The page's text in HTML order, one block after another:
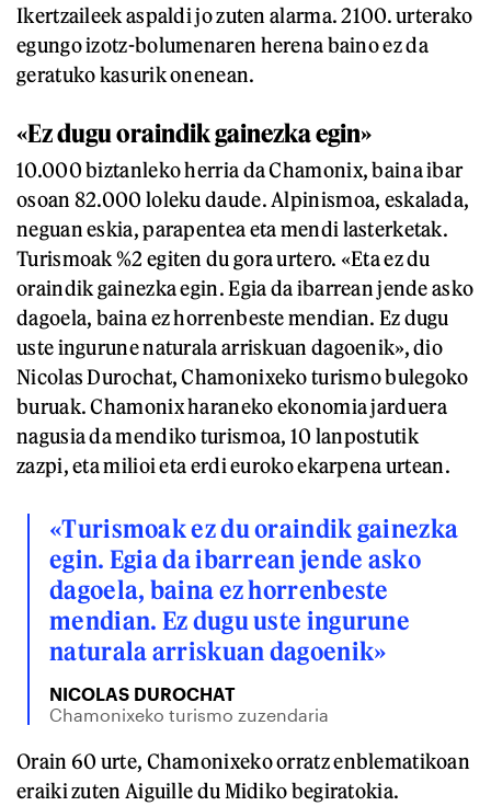
Ikertzaileek aspaldi jo zuten alarma. 2100. urterako
egungo izotz-bolumenaren herena baino ez da
geratuko kasurik onenean.
«Ez dugu oraindik gainezka egin»
10.000 biztanleko herria da Chamonix, baina ibar
osoan 82.000 loleku daude. Alpinismoa, eskalada,
neguan eskia, parapentea eta mendi lasterketak.
Turismoak %2 egiten du gora urtero. «Eta ez du
oraindik gainezka egin. Egia da ibarrean jende asko
dagoela, baina ez horrenbeste mendian. Ez dugu
uste ingurune naturala arriskuan dagoenik», dio
Nicolas Durochat, Chamonixeko turismo bulegoko
buruak. Chamonix haraneko ekonomia jarduera
nagusia da mendiko turismoa, 10 lanpostutik
zazpi, eta milioi eta erdi euroko ekarpena urtean.
«Turismoak ez du oraindik gainezka
egin. Egia da ibarrean jende asko
dagoela, baina ez horrenbeste
mendian. Ez dugu uste ingurune
naturala arriskuan dagoenik»
NICOLAS DUROCHAT
Chamonixeko turismo zuzendaria
Orain 60 urte, Chamonixeko orratz enblematikoan
eraiki zuten Aiguille du Midiko begiratokia.